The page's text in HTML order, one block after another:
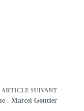
ARTICLE SUIVANT
- Marcel Gontier